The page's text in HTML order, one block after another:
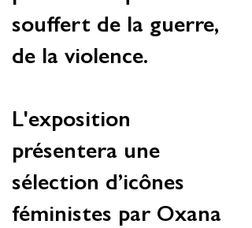
souffert de la guerre,
de la violence.
L'exposition
présentera une
sélection d’icônes
féministes par Oxana